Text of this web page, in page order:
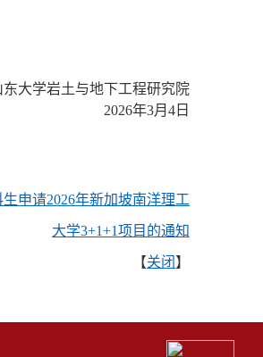
东大学岩土与地下工程研究院
2026年3月 4 日
申请2026年新加坡南洋理工
大学3+1+1项目的通知
【关闭 】